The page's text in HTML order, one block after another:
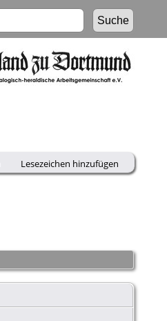
Lesezeichen hinzufügen